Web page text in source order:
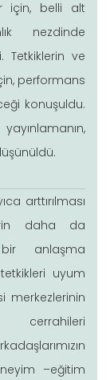
için, belli alt
nezdinde
Tetkiklerin ve
performans
konuşuldu.
arttırılması
daha da
anlaşma
uyum
–eğitim